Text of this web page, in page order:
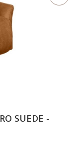
SUEDE -